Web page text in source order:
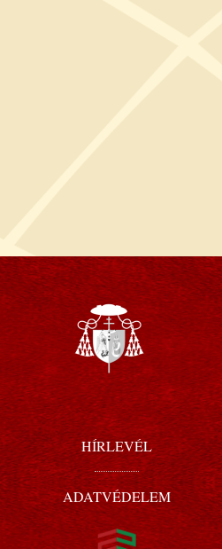
HÍRLEVÉL
ADATVÉDELEM